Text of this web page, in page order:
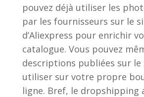
pouvez déjà utiliser les
par les fournisseurs sur le
d’Aliexpress pour enrichir
catalogue. Vous pouvez
descriptions publiées sur
utiliser sur votre propre
ligne. Bref, le dropshipping